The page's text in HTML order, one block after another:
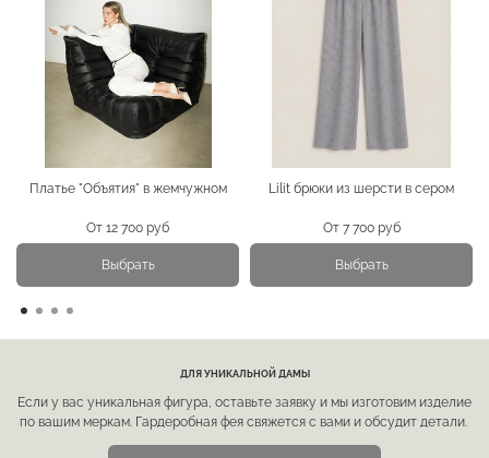
Платье "Объятия" в жемчужном
От 12 700 руб
Выбрать
Lilit брюки из шерсти в сером
От 7 700 руб
Выбрать
ДЛЯ УНИКАЛЬНОЙ ДАМЫ
Если у вас уникальная фигура, оставьте заявку и мы изготовим изделие
по вашим меркам. Гардеробная фея свяжется с вами и обсудит детали.